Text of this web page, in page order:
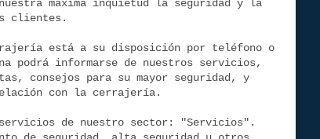
máxima inquietud la seguridad y la
clientes.
está a su disposición por teléfono o
podrá informarse de nuestros servicios,
consejos para su mayor seguridad, y
con la cerrajería.
de nuestro sector: "Servicios".